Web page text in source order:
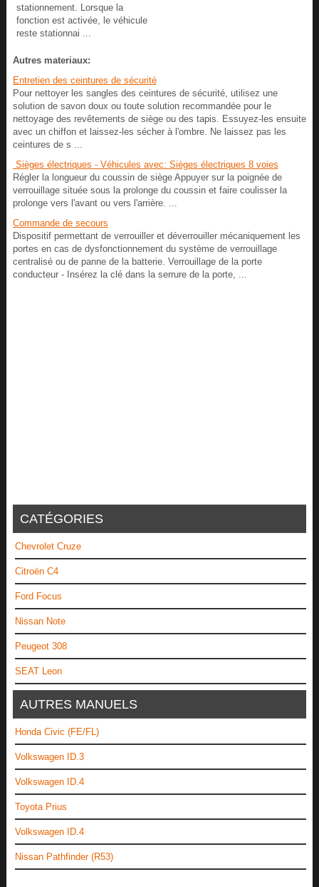
stationnement. Lorsque la
fonction est activée, le véhicule
reste stationnai ...
Autres materiaux:
Entretien des ceintures de sécurité
Pour nettoyer les sangles des ceintures de sécurité, utilisez une
solution de savon doux ou toute solution recommandée pour le
nettoyage des revêtements de siège ou des tapis. Essuyez-les ensuite
avec un chiffon et laissez-les sécher à l'ombre. Ne laissez pas les
ceintures de s ...
Sièges électriques - Véhicules avec: Sièges électriques 8 voies
Régler la longueur du coussin de siège Appuyer sur la poignée de
verrouillage située sous la prolonge du coussin et faire coulisser la
prolonge vers l'avant ou vers l'arrière. ...
Commande de secours
Dispositif permettant de verrouiller et déverrouiller mécaniquement les
portes en cas de dysfonctionnement du système de verrouillage
centralisé ou de panne de la batterie. Verrouillage de la porte
conducteur - Insérez la clé dans la serrure de la porte, ...
CATÉGORIES
Chevrolet Cruze
Citroën C4
Ford Focus
Nissan Note
Peugeot 308
SEAT Leon
AUTRES MANUELS
Honda Civic (FE/FL)
Volkswagen ID.3
Volkswagen ID.4
Toyota Prius
Volkswagen ID.4
Nissan Pathfinder (R53)